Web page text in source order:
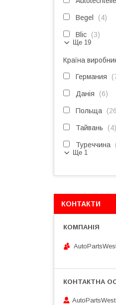
Begel 4
Blic 3
Ще 19
Країна
Германия
Данія 6
Польща 26
Тайвань 4
Туреччина
Ще 1
КОНТАКТИ
AutoPartsWest